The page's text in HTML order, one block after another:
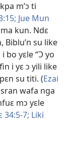
m’ɔ ti
Jue Mun
kun. Ndɛ
Biblu’n su like
bo yɛle “Ɔ yo
i yɛ ɔ yili like
su titi. (Ezai
sran wafa nga
mɔ yɛle
34:5-7; Liki